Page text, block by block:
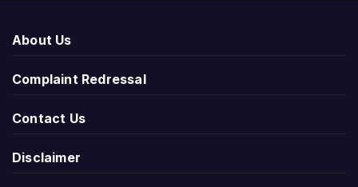
About Us
Complaint Redressal
Contact Us
Disclaimer